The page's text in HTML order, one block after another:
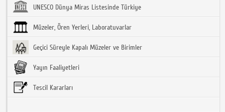
UNESCO Dünya Miras Listesinde Türkiye
Müzeler, Ören Yerleri, Laboratuvarlar
Geçici Süreyle Kapalı Müzeler ve Birimler
Yayın Faaliyetleri
Tescil Kararları